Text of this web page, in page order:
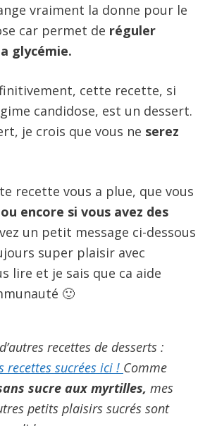
vraiment la donne pour le
car permet de réguler
glycémie.
cette recette, si
candidose, est un dessert.
je crois que vous ne serez
recette vous a plue, que vous
ou encore si vous avez des
un petit message ci-dessous
super plaisir avec
lire et je sais que ca aide
🙂
recettes de desserts :
recettes sucrées ici ! Comme
sucre aux myrtilles, mes
petits plaisirs sucrés sont